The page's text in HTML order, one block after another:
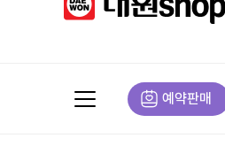
예약판매